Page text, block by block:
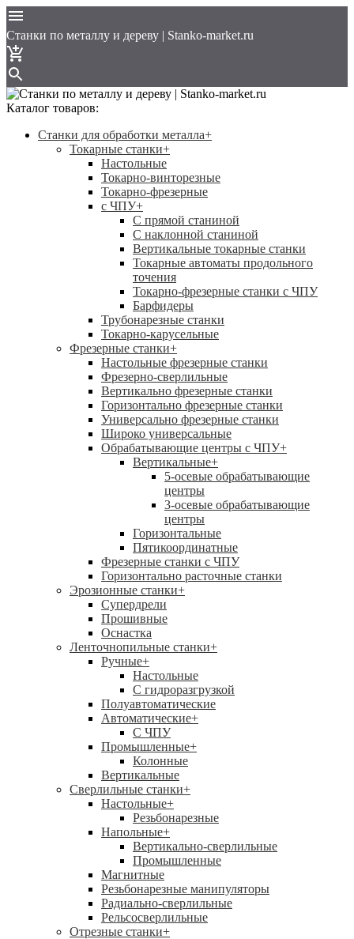
Cтанки по металлу и дереву | Stanko-market.ru
Каталог товаров:
Станки для обработки металла+
Токарные станки+
Настольные
Токарно-винторезные
Токарно-фрезерные
с ЧПУ+
С прямой станиной
C наклонной станиной
Вертикальные токарные станки
Токарные автоматы продольного
точения
Токарно-фрезерные станки с ЧПУ
Барфидеры
Трубонарезные станки
Токарно-карусельные
Фрезерные станки+
Настольные фрезерные станки
Фрезерно-сверлильные
Вертикально фрезерные станки
Горизонтально фрезерные станки
Универсально фрезерные станки
Широко универсальные
Обрабатывающие центры с ЧПУ+
Вертикальные+
5-осевые обрабатывающие
центры
3-осевые обрабатывающие
центры
Горизонтальные
Пятикоординатные
Фрезерные станки с ЧПУ
Горизонтально расточные станки
Эрозионные станки+
Супердрели
Прошивные
Оснастка
Ленточнопильные станки+
Ручные+
Настольные
С гидроразгрузкой
Полуавтоматические
Автоматические+
С ЧПУ
Промышленные+
Колонные
Вертикальные
Сверлильные станки+
Настольные+
Резьбонарезные
Напольные+
Вертикально-сверлильные
Промышленные
Магнитные
Резьбонарезные манипуляторы
Радиально-сверлильные
Рельсосверлильные
Отрезные станки+